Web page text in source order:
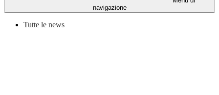
navigazione
Tutte le news